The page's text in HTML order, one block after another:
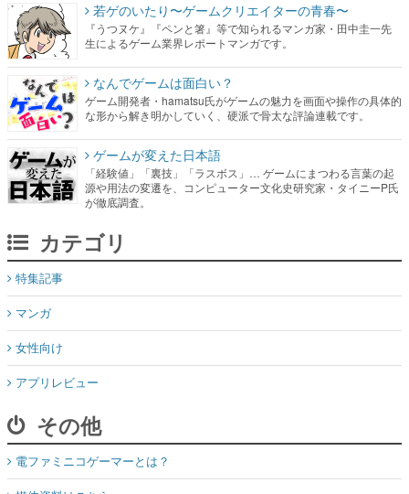
若ゲのいたり〜ゲームクリエイターの青春〜
『うつヌケ』『ペンと箸』等で知られるマンガ家・田中圭一先
生によるゲーム業界レポートマンガです。
なんでゲームは面白い？
ゲーム開発者・hamatsu氏がゲームの魅力を画面や操作の具体的
な形から解き明かしていく、硬派で骨太な評論連載です。
ゲームが変えた日本語
「経験値」「裏技」「ラスボス」… ゲームにまつわる言葉の起
源や用法の変遷を、コンピューター文化史研究家・タイニーP氏
が徹底調査。
カテゴリ
特集記事
マンガ
女性向け
アプリレビュー
その他
電ファミニコゲーマーとは？